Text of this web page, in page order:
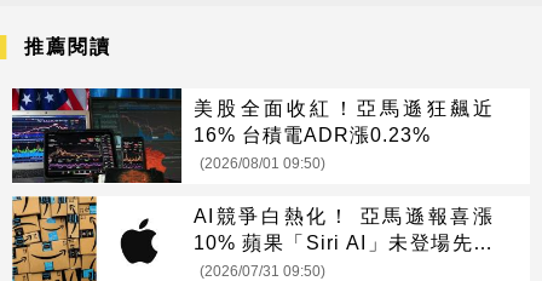
推薦閱讀
美股全面收紅！亞馬遜狂飆近
16% 台積電ADR漲0.23%
(2026/08/01 09:50)
AI競爭白熱化！ 亞馬遜報喜漲
10% 蘋果「Siri AI」未登場先摔
8%
(2026/07/31 09:50)